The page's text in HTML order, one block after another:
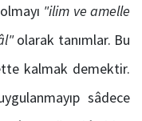
"ilim ve amelle
olarak tanımlar. Bu
kalmak demektir.
sâdece